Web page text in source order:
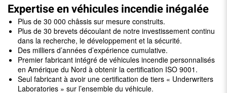
Expertise en véhicules incendie inégalée
Plus de 30 000 châssis sur mesure construits.
Plus de 30 brevets découlant de notre investissement continu
dans la recherche, le développement et la sécurité.
Des milliers d’années d’expérience cumulative.
Premier fabricant intégré de véhicules incendie personnalisés
en Amérique du Nord à obtenir la certification ISO 9001.
Seul fabricant à avoir une certification de tiers « Underwriters
Laboratories » sur l’ensemble du véhicule.